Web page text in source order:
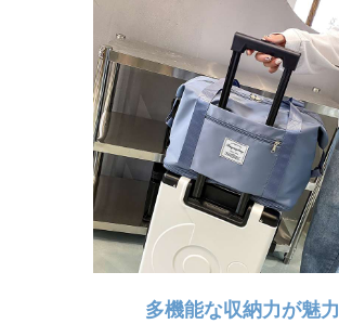
多機能な収納力が魅力